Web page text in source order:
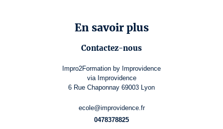
En savoir plus
Contactez-nous
Impro2Formation by Improvidence
via Improvidence
6 Rue Chaponnay 69003 Lyon
ecole@improvidence.fr
0478378825